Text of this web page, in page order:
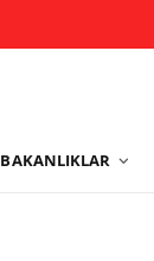
BAKANLIKLAR